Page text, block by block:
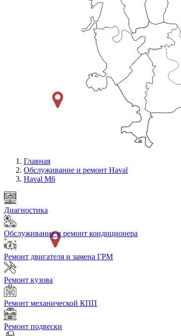
Главная
Обслуживание и ремонт Haval
Haval M6
Диагностика
Обслуживание и ремонт кондиционера
Ремонт двигателя и замена ГРМ
Ремонт кузова
Ремонт механической КПП
Ремонт подвески